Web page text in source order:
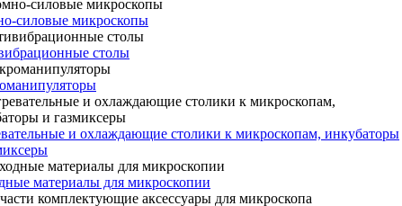
силовые микроскопы
столы
и охлаждающие столики к микроскопам, инкубаторы
материалы для микроскопии